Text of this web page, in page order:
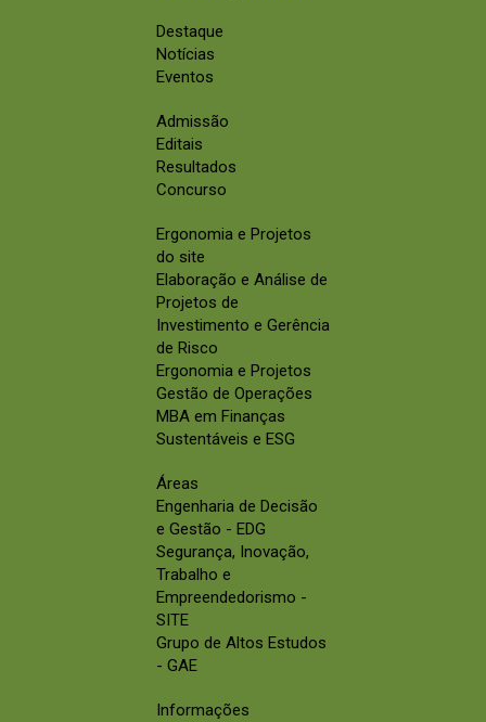
Destaque
Notícias
Eventos
Admissão
Editais
Resultados
Concurso
Ergonomia e Projetos
do site
Elaboração e Análise de
Projetos de
Investimento e Gerência
de Risco
Ergonomia e Projetos
Gestão de Operações
MBA em Finanças
Sustentáveis e ESG
Áreas
Engenharia de Decisão
e Gestão - EDG
Segurança, Inovação,
Trabalho e
Empreendedorismo -
SITE
Grupo de Altos Estudos
- GAE
Informações